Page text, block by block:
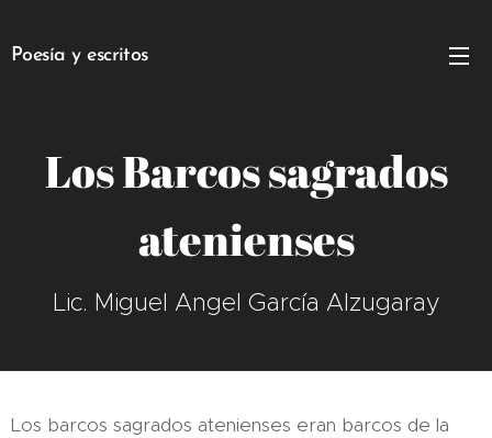
Poesía y escritos
Los Barcos sagrados
atenienses
Lic. Miguel Angel García Alzugaray
Los barcos sagrados atenienses eran barcos de la